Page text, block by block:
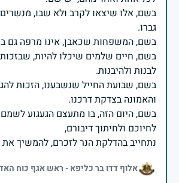
בשם, אלו שיצאו לקרב ולא שבו,
בשם, חיים שלמים שיכלו להיות,
בשם, שבועת החייל שנשבענו, הזכות
בשם, היום הזה, בו מתעצם הגעגוע
נתחייב בהדלקת הנר לזכרם, להמשיך
אלוף דדו בר כליפא - ראש אגף כוח